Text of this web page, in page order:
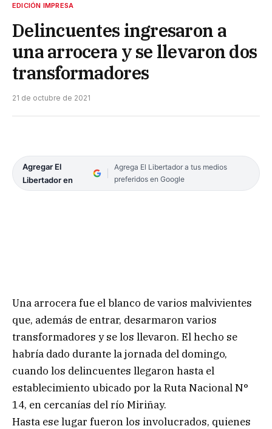
EDICIÓN IMPRESA
Delincuentes ingresaron a
una arrocera y se llevaron dos
transformadores
21 de octubre de 2021
Agregar El
Libertador en
Agrega El Libertador a tus medios
preferidos en Google
Una arrocera fue el blanco de varios malvivientes
que, además de entrar, desarmaron varios
transformadores y se los llevaron. El hecho se
habría dado durante la jornada del domingo,
cuando los delincuentes llegaron hasta el
establecimiento ubicado por la Ruta Nacional N°
14, en cercanías del río Miriñay.
Hasta ese lugar fueron los involucrados, quienes